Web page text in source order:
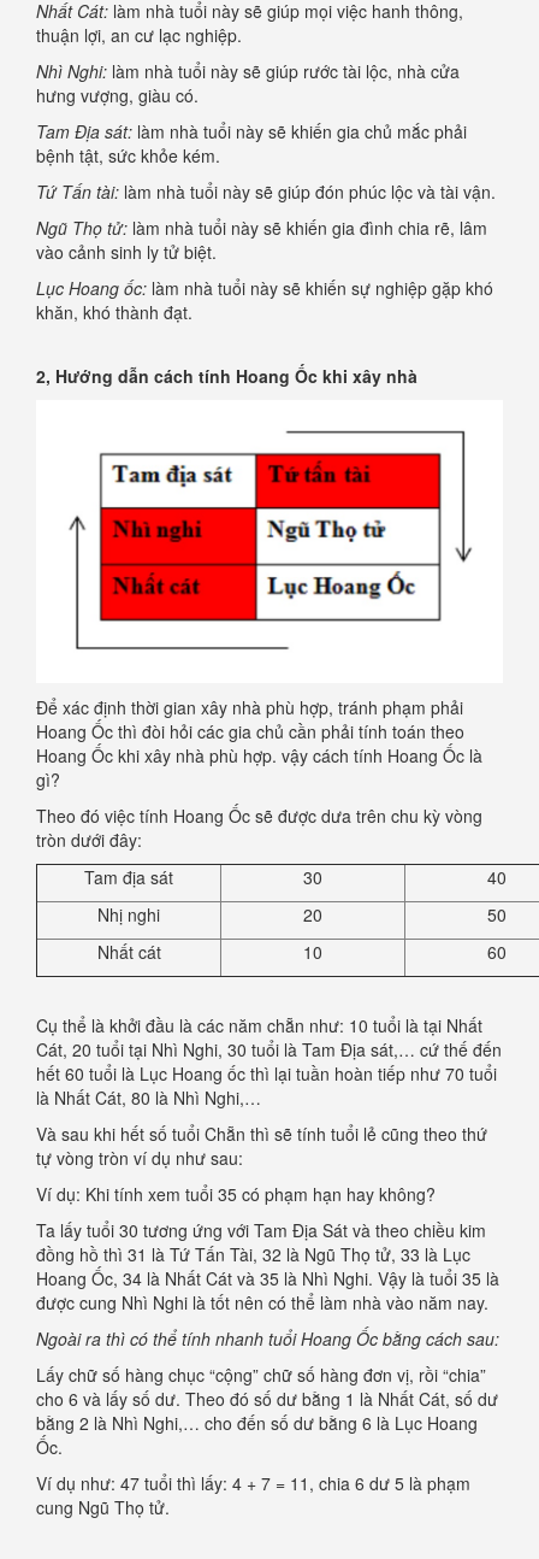
Nhất Cát: làm nhà tuổi này sẽ giúp mọi việc hanh thông,
thuận lợi, an cư lạc nghiệp.
Nhì Nghi: làm nhà tuổi này sẽ giúp rước tài lộc, nhà cửa
hưng vượng, giàu có.
Tam Địa sát: làm nhà tuổi này sẽ khiến gia chủ mắc phải
bệnh tật, sức khỏe kém.
Tứ Tấn tài: làm nhà tuổi này sẽ giúp đón phúc lộc và tài vận.
Ngũ Thọ tử: làm nhà tuổi này sẽ khiến gia đình chia rẽ, lâm
vào cảnh sinh ly tử biệt.
Lục Hoang ốc: làm nhà tuổi này sẽ khiến sự nghiệp gặp khó
khăn, khó thành đạt.
2, Hướng dẫn cách tính Hoang Ốc khi xây nhà
Để xác định thời gian xây nhà phù hợp, tránh phạm phải
Hoang Ốc thì đòi hỏi các gia chủ cần phải tính toán theo
Hoang Ốc khi xây nhà phù hợp. vậy cách tính Hoang Ốc là
gì?
Theo đó việc tính Hoang Ốc sẽ được dưa trên chu kỳ vòng
tròn dưới đây:
Tam địa sát
30
40
Nhị nghi
20
50
Nhất cát
10 60
Cụ thể là khởi đầu là các năm chẵn như: 10 tuổi là tại Nhất
Cát, 20 tuổi tại Nhì Nghi, 30 tuổi là Tam Địa sát,… cứ thế đến
hết 60 tuổi là Lục Hoang ốc thì lại tuần hoàn tiếp như 70 tuổi
là Nhất Cát, 80 là Nhì Nghi,…
Và sau khi hết số tuổi Chẵn thì sẽ tính tuổi lẻ cũng theo thứ
tự vòng tròn ví dụ như sau:
Ví dụ: Khi tính xem tuổi 35 có phạm hạn hay không?
Ta lấy tuổi 30 tương ứng với Tam Địa Sát và theo chiều kim
đồng hồ thì 31 là Tứ Tấn Tài, 32 là Ngũ Thọ tử, 33 là Lục
Hoang Ốc, 34 là Nhất Cát và 35 là Nhì Nghi. Vậy là tuổi 35 là
được cung Nhì Nghi là tốt nên có thể làm nhà vào năm nay.
Ngoài ra thì có thể tính nhanh tuổi Hoang Ốc bằng cách sau:
Lấy chữ số hàng chục “cộng” chữ số hàng đơn vị, rồi “chia”
cho 6 và lấy số dư. Theo đó số dư bằng 1 là Nhất Cát, số dư
bằng 2 là Nhì Nghi,… cho đến số dư bằng 6 là Lục Hoang
Ốc.
Ví dụ như: 47 tuổi thì lấy: 4 + 7 = 11, chia 6 dư 5 là phạm
cung Ngũ Thọ tử.